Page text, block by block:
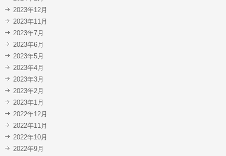
2023年12月
2023年11月
2023年7月
2023年6月
2023年5月
2023年4月
2023年3月
2023年2月
2023年1月
2022年12月
2022年11月
2022年10月
2022年9月